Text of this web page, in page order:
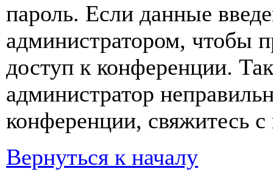
пароль. Если данные
администратором, чтобы
доступ к конференции.
администратор
конференции, свяжитесь
Вернуться к началу